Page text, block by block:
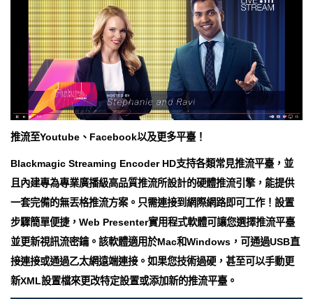
推流至Youtube、Facebook以及更多平臺！
Blackmagic Streaming Encoder HD支持各類常見推流平臺，並
且內建專為專業廣播級高品質推流所設計的硬體推流引擎，能提供
一套完備的無丟格推流方案。只需連接到網際網路即可工作！設置
步驟簡單便捷，Web Presenter實用程式軟體可讓您選擇推流平臺
並更新視訊流密鑰。該軟體適用於Mac和Windows，可通過USB直
接連接或通過乙太網遠端連接。如果您技術過硬，甚至可以手動更
新XML設置檔來更改特定設置或添加新的推流平臺。